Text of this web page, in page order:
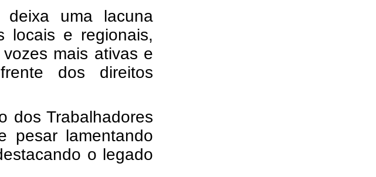
uma lacuna
locais e regionais,
mais ativas e
dos direitos
dos Trabalhadores
pesar lamentando
o legado